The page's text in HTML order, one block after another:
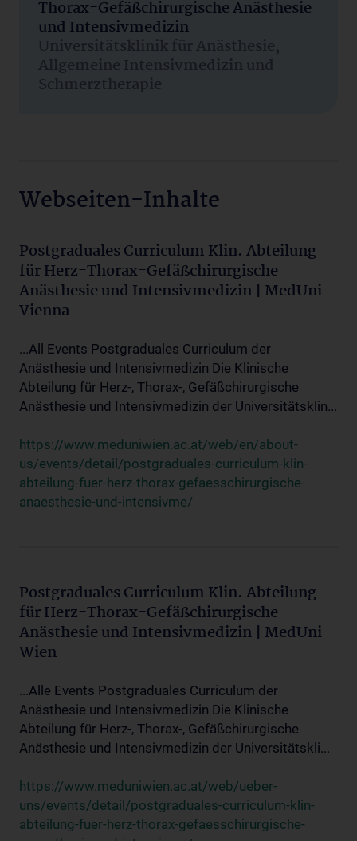
Thorax-Gefäßchirurgische Anästhesie
und Intensivmedizin
Universitätsklinik für Anästhesie,
Allgemeine Intensivmedizin und
Schmerztherapie
Webseiten-Inhalte
Postgraduales Curriculum Klin. Abteilung
für Herz-Thorax-Gefäßchirurgische
Anästhesie und Intensivmedizin | MedUni
Vienna
...All Events Postgraduales Curriculum der
Anästhesie und Intensivmedizin Die Klinische
Abteilung für Herz-, Thorax-, Gefäßchirurgische
Anästhesie und Intensivmedizin der Universitätsklin...
https://www.meduniwien.ac.at/web/en/about-
us/events/detail/postgraduales-curriculum-klin-
abteilung-fuer-herz-thorax-gefaesschirurgische-
anaesthesie-und-intensivme/
Postgraduales Curriculum Klin. Abteilung
für Herz-Thorax-Gefäßchirurgische
Anästhesie und Intensivmedizin | MedUni
Wien
...Alle Events Postgraduales Curriculum der
Anästhesie und Intensivmedizin Die Klinische
Abteilung für Herz-, Thorax-, Gefäßchirurgische
Anästhesie und Intensivmedizin der Universitätskli...
https://www.meduniwien.ac.at/web/ueber-
uns/events/detail/postgraduales-curriculum-klin-
abteilung-fuer-herz-thorax-gefaesschirurgische-